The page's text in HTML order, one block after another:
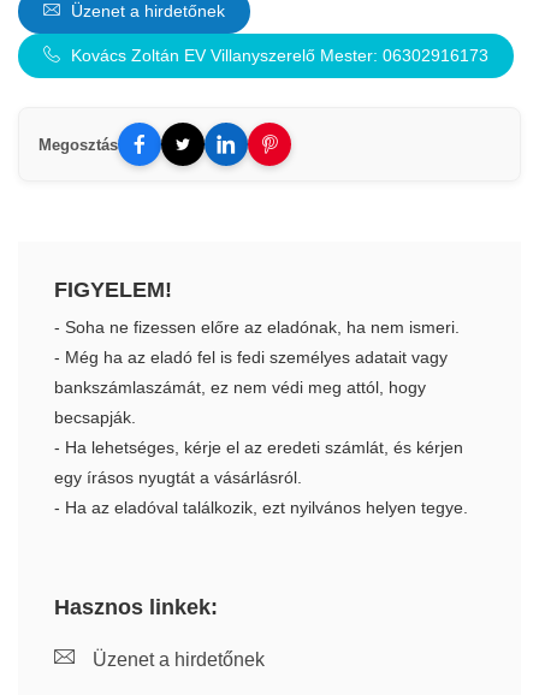
Üzenet a hirdetőnek
Kovács Zoltán EV Villanyszerelő Mester: 06302916173
Megosztás
FIGYELEM!
- Soha ne fizessen előre az eladónak, ha nem ismeri.
- Még ha az eladó fel is fedi személyes adatait vagy
bankszámlaszámát, ez nem védi meg attól, hogy
becsapják.
- Ha lehetséges, kérje el az eredeti számlát, és kérjen
egy írásos nyugtát a vásárlásról.
- Ha az eladóval találkozik, ezt nyilvános helyen tegye.
Hasznos linkek:
Üzenet a hirdetőnek